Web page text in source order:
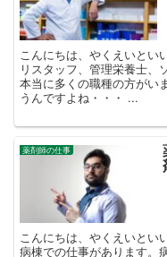
こんにちは、やくえいとい
リスタッフ、管理栄養士、
本当に多くの職種の方がい
うんですよね・・・ ...
薬剤師の仕事
こんにちは、やくえいとい
病棟での仕事があります。